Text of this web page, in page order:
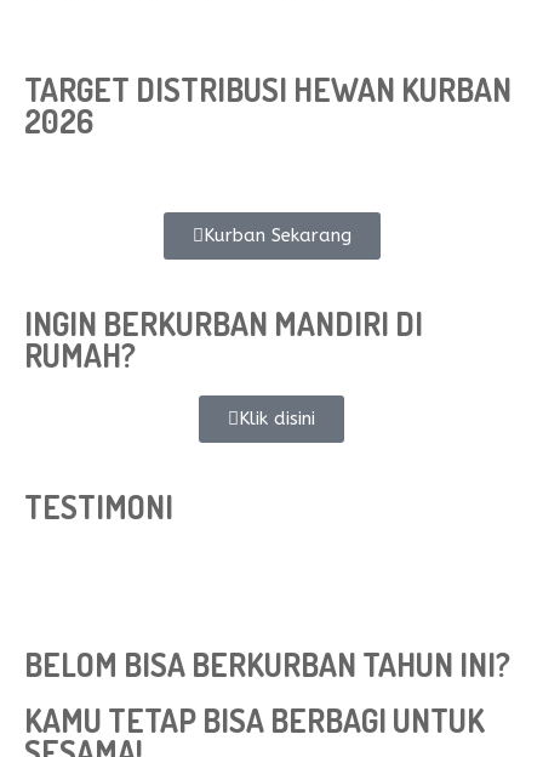
TARGET DISTRIBUSI HEWAN KURBAN
2026
Kurban Sekarang
INGIN BERKURBAN MANDIRI DI
RUMAH?
Klik disini
TESTIMONI
BELOM BISA BERKURBAN TAHUN INI?
KAMU TETAP BISA BERBAGI UNTUK